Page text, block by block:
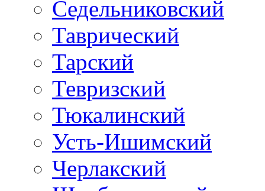
Седельниковский
Таврический
Тарский
Тевризский
Тюкалинский
Усть-Ишимский
Черлакский